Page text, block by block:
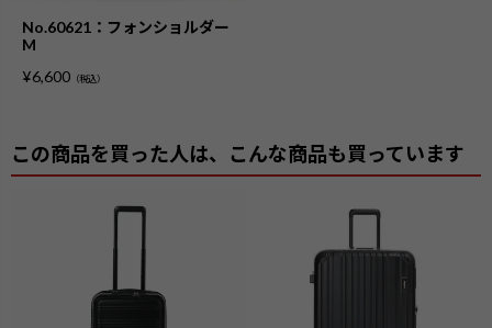
No.60621：フォンショルダー
M
¥6,600 （税込）
この商品を買った人は、こんな商品も買っています